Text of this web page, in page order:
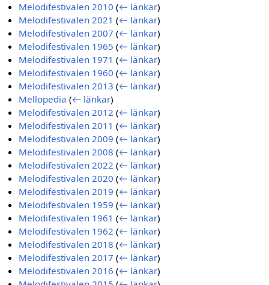
Melodifestivalen 2010 (← länkar)
Melodifestivalen 2021 (← länkar)
Melodifestivalen 2007 (← länkar)
Melodifestivalen 1965 (← länkar)
Melodifestivalen 1971 (← länkar)
Melodifestivalen 1960 (← länkar)
Melodifestivalen 2013 (← länkar)
Mellopedia (← länkar)
Melodifestivalen 2012 (← länkar)
Melodifestivalen 2011 (← länkar)
Melodifestivalen 2009 (← länkar)
Melodifestivalen 2008 (← länkar)
Melodifestivalen 2022 (← länkar)
Melodifestivalen 2020 (← länkar)
Melodifestivalen 2019 (← länkar)
Melodifestivalen 1959 (← länkar)
Melodifestivalen 1961 (← länkar)
Melodifestivalen 1962 (← länkar)
Melodifestivalen 2018 (← länkar)
Melodifestivalen 2017 (← länkar)
Melodifestivalen 2016 (← länkar)